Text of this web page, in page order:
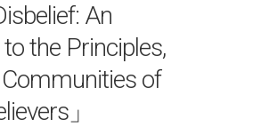
An
the Principles,
of
」